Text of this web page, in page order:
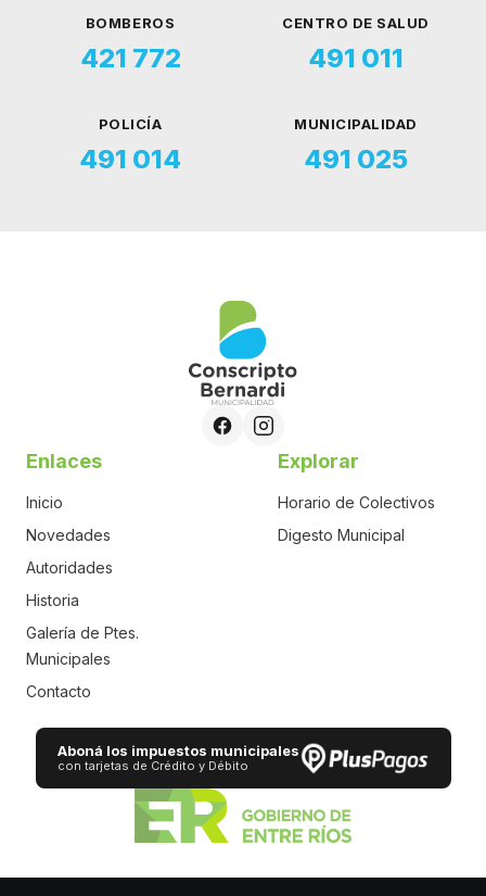
BOMBEROS
421 772
CENTRO DE SALUD
491 011
POLICÍA
491 014
MUNICIPALIDAD
491 025
Enlaces
Inicio
Novedades
Autoridades
Historia
Galería de Ptes.
Municipales
Contacto
Explorar
Horario de Colectivos
Digesto Municipal
Aboná los impuestos municipales
con tarjetas de Crédito y Débito